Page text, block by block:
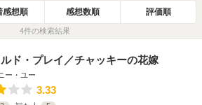
感想順 感想数順 評価順
4件の検索結果
ド・プレイ／チャッキーの花嫁
ー・ユー
3.33